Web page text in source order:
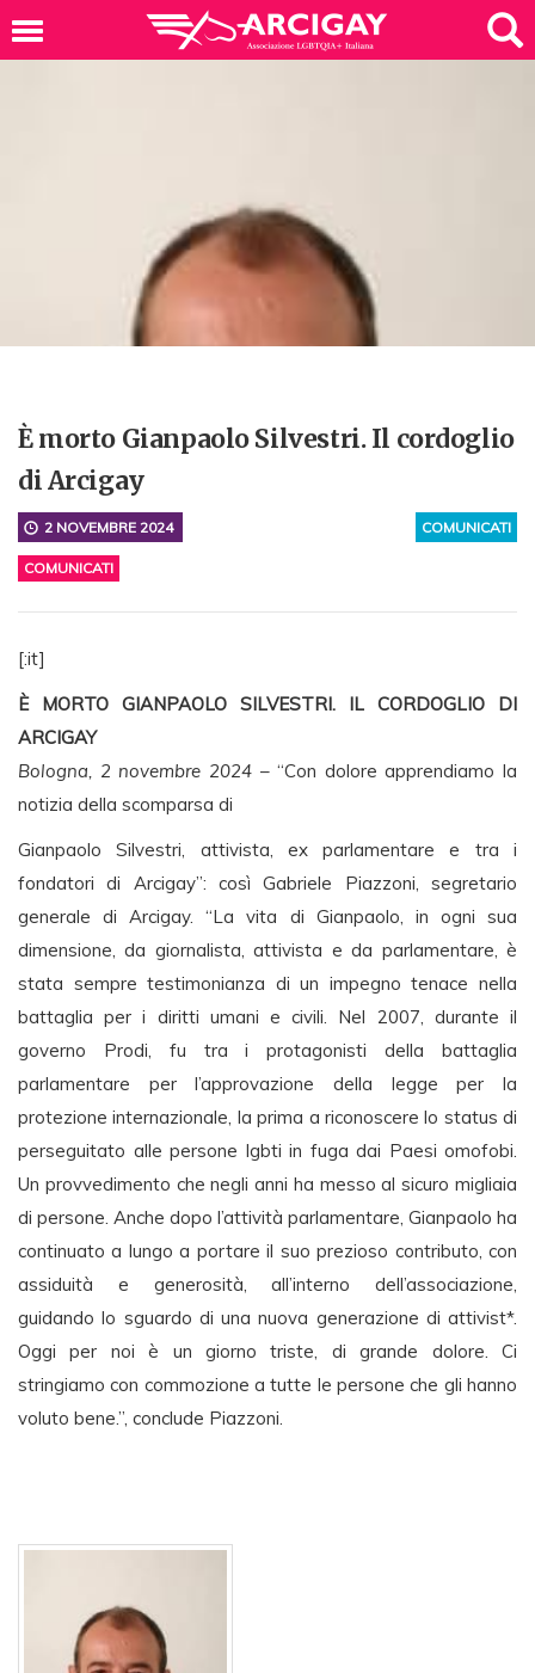
È morto Gianpaolo Silvestri. Il cordoglio
di Arcigay
COMUNICATI
2 NOVEMBRE 2024
COMUNICATI
[:it]
È MORTO GIANPAOLO SILVESTRI. IL CORDOGLIO DI
ARCIGAY
Bologna, 2 novembre 2024 – “Con dolore apprendiamo la
notizia della scomparsa di
Gianpaolo Silvestri, attivista, ex parlamentare e tra i
fondatori di Arcigay”: così Gabriele Piazzoni, segretario
generale di Arcigay. “La vita di Gianpaolo, in ogni sua
dimensione, da giornalista, attivista e da parlamentare, è
stata sempre testimonianza di un impegno tenace nella
battaglia per i diritti umani e civili. Nel 2007, durante il
governo Prodi, fu tra i protagonisti della battaglia
parlamentare per l’approvazione della legge per la
protezione internazionale, la prima a riconoscere lo status di
perseguitato alle persone lgbti in fuga dai Paesi omofobi.
Un provvedimento che negli anni ha messo al sicuro migliaia
di persone. Anche dopo l’attività parlamentare, Gianpaolo ha
continuato a lungo a portare il suo prezioso contributo, con
assiduità e generosità, all’interno dell’associazione,
guidando lo sguardo di una nuova generazione di attivist*.
Oggi per noi è un giorno triste, di grande dolore. Ci
stringiamo con commozione a tutte le persone che gli hanno
voluto bene.”, conclude Piazzoni.